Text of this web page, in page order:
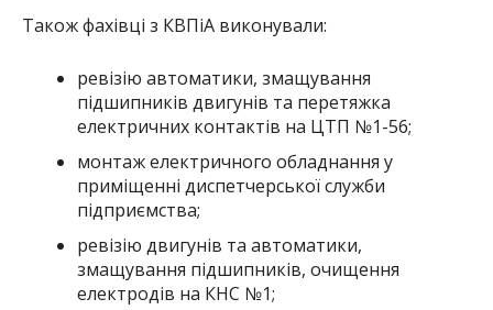
Також фахівці з КВПіА виконували:
ревізію автоматики, змащування
підшипників двигунів та перетяжка
електричних контактів на ЦТП №1-56;
монтаж електричного обладнання у
приміщенні диспетчерської служби
підприємства;
ревізію двигунів та автоматики,
змащування підшипників, очищення
електродів на КНС №1;